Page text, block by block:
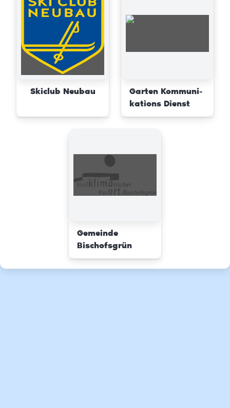
Skiclub Neubau
Garten Kommuni-
kations Dienst
Gemeinde
Bischofsgrün